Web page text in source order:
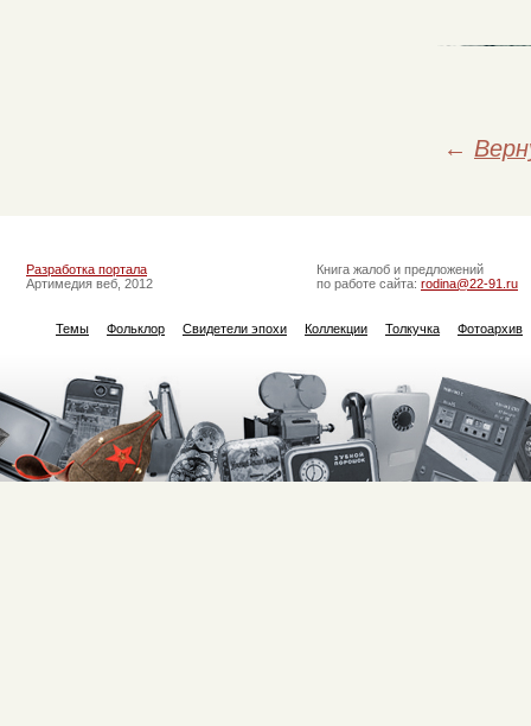
←
Разработка портала
Артимедия веб, 2012
Книга жалоб и предложений
по работе сайта: rodina@22-91.ru
Темы Фольклор Свидетели эпохи Коллекции Толкучка Фотоархив